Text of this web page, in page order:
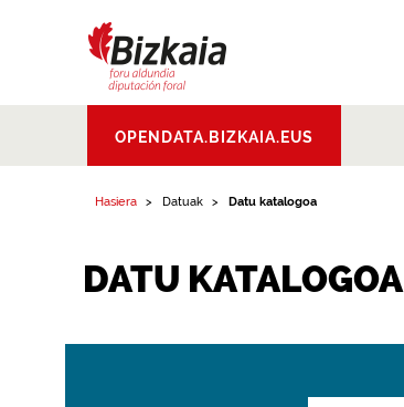
Aldundia.Diputacion
Foral de Bizkaia
OPENDATA.BIZKAIA.EUS
Hasiera Datuak Datu katalogoa
DATU KATALOGOA